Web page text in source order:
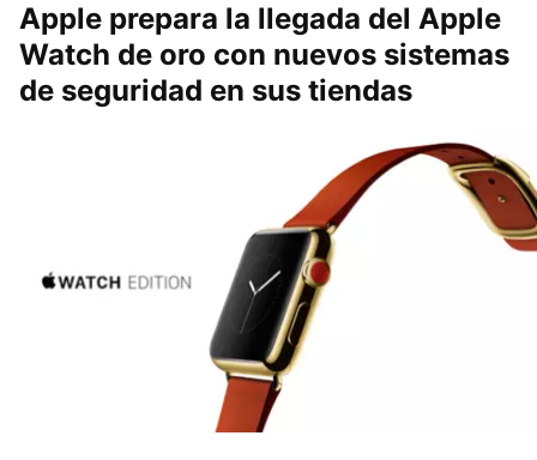
Apple prepara la llegada del Apple
Watch de oro con nuevos sistemas
de seguridad en sus tiendas